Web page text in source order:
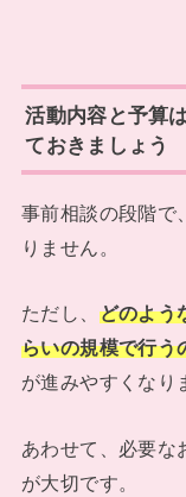
活動内容と予算
ておきましょう
事前相談の段階で
りません。
ただし、 どのよう
らいの規模で行う
が進みやすくなり
あわせて、必要な
が大切です。